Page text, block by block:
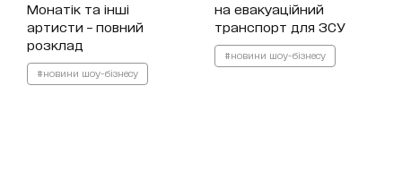
Монатік та інші
артисти – повний
розклад
#новини шоу-бізнесу
на евакуаційний
транспорт для ЗСУ
#новини шоу-бізнесу